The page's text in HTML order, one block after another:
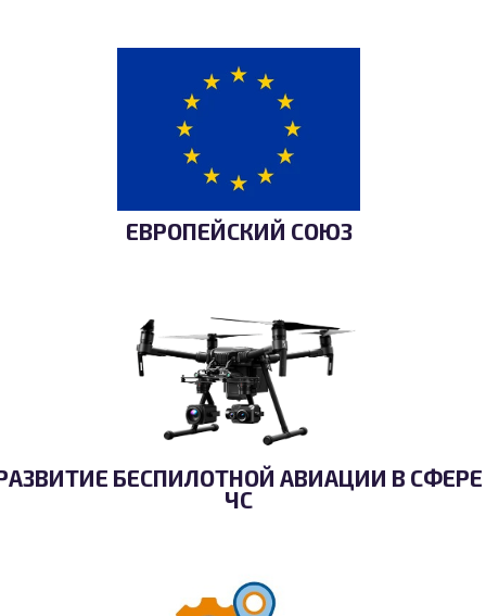
ЕВРОПЕЙСКИЙ СОЮЗ
БЕСПИЛОТНОЙ АВИАЦИИ В СФЕРЕ
ЧС